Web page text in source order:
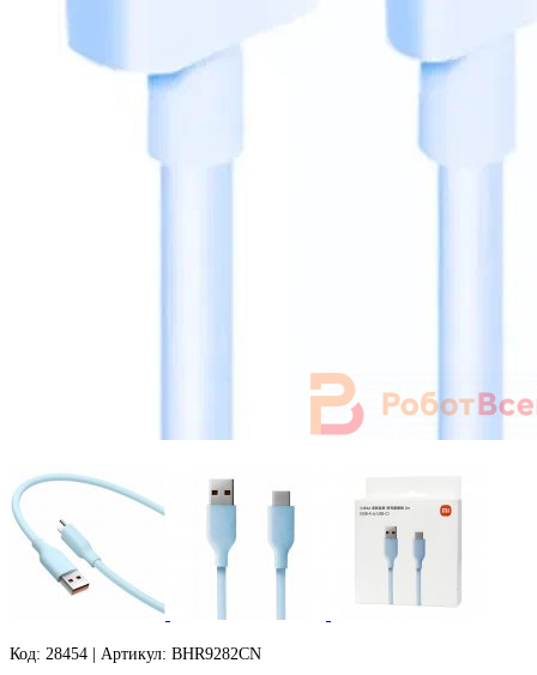
Код: 28454 | Артикул: BHR9282CN